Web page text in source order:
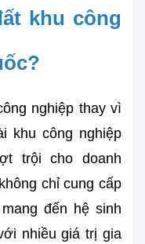
khu công
nghiệp thay vì
khu công nghiệp
trội cho doanh
chỉ cung cấp
đến hệ sinh
nhiều giá trị gia